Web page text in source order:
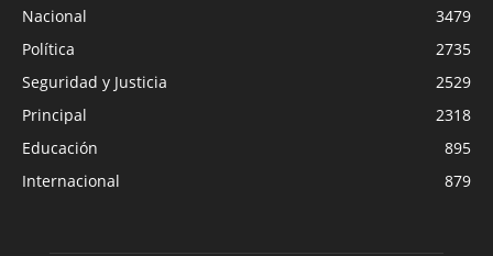
Nacional
3479
Política
2735
Seguridad y Justicia
2529
Principal
2318
Educación
895
Internacional
879